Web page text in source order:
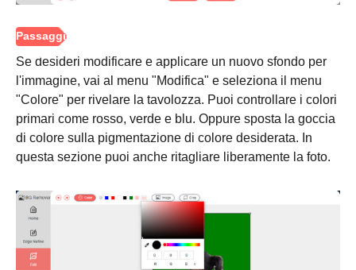
Se desideri modificare e applicare un nuovo sfondo per
l'immagine, vai al menu "Modifica" e seleziona il menu
"Colore" per rivelare la tavolozza. Puoi controllare i colori
primari come rosso, verde e blu. Oppure sposta la goccia
di colore sulla pigmentazione di colore desiderata. In
questa sezione puoi anche ritagliare liberamente la foto.